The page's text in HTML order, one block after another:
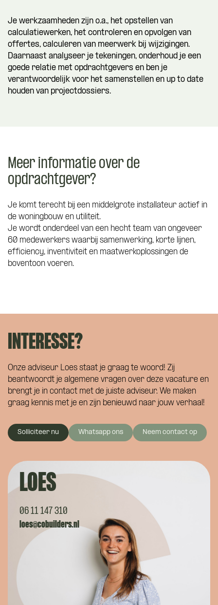
Je werkzaamheden zijn o.a., het opstellen van
calculatiewerken, het controleren en opvolgen van
offertes, calculeren van meerwerk bij wijzigingen.
Daarnaast analyseer je tekeningen, onderhoud je een
goede relatie met opdrachtgevers en ben je
verantwoordelijk voor het samenstellen en up to date
houden van projectdossiers.
Meer informatie over de
opdrachtgever?
Je komt terecht bij een middelgrote installateur actief in
de woningbouw en utiliteit.
Je wordt onderdeel van een hecht team van ongeveer
60 medewerkers waarbij samenwerking, korte lijnen,
efficiency, inventiviteit en maatwerkoplossingen de
boventoon voeren.
INTERESSE?
Onze adviseur Loes staat je graag te woord! Zij
beantwoordt je algemene vragen over deze vacature en
brengt je in contact met de juiste adviseur. We maken
graag kennis met je en zijn benieuwd naar jouw verhaal!
Solliciteer nu Whatsapp ons Neem contact op
LOES
06 11 147 310
loes@cobuilders.nl